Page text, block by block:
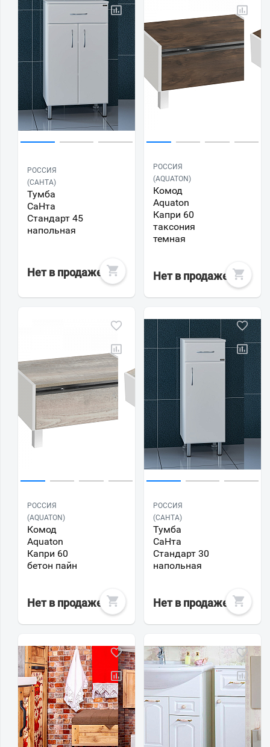
РОССИЯ
(САНТА)
Тумба
СаНта
Стандарт 45
напольная
Нет в продаже
РОССИЯ
(AQUATON)
Комод
Aquaton
Капри 60
таксония
темная
Нет в продаже
РОССИЯ
(AQUATON)
Комод
Aquaton
Капри 60
бетон пайн
Нет в продаже
РОССИЯ
(САНТА)
Тумба
СаНта
Стандарт 30
напольная
Нет в продаже